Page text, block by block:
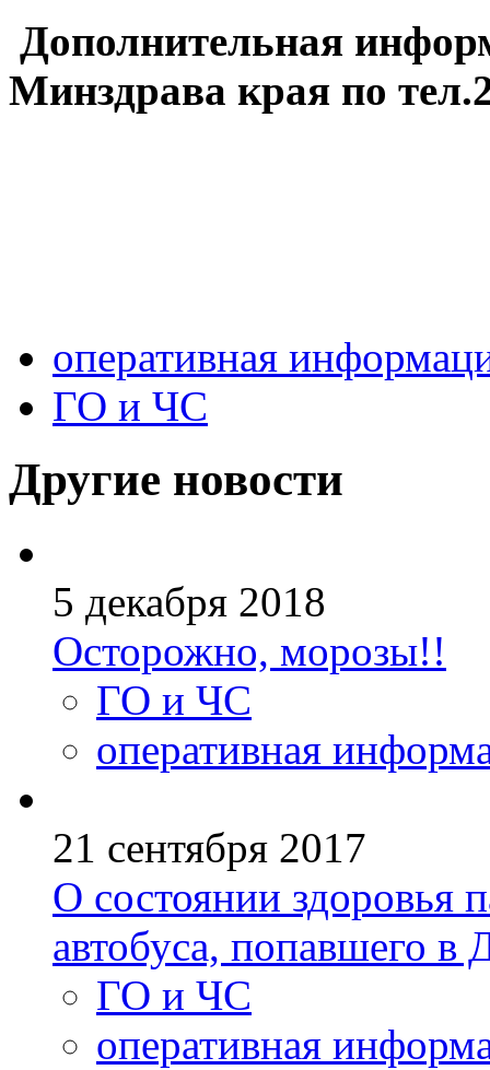
Дополнительная
Минздрава края по
оперативная
ГО и ЧС
Другие новости
5 декабря 2018
Осторожно, морозы!!
ГО и ЧС
оперативная
21 сентября 2017
О состоянии здоровья
автобуса, попавшего
ГО и ЧС
оперативная